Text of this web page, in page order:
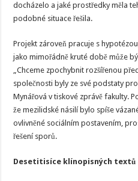
docházelo a jaké prostředky měla
podobné situace řešila.
Projekt zároveň pracuje s
jako mimořádně kruté době může
„Chceme zpochybnit rozšířenou
společnosti byly ze své podstaty
Mynářová v tiskové zprávě fakulty.
že mezilidské násilí bylo spíše
ovlivněné sociálním postavením,
řešení sporů.
Desetitisíce klínopisných textů